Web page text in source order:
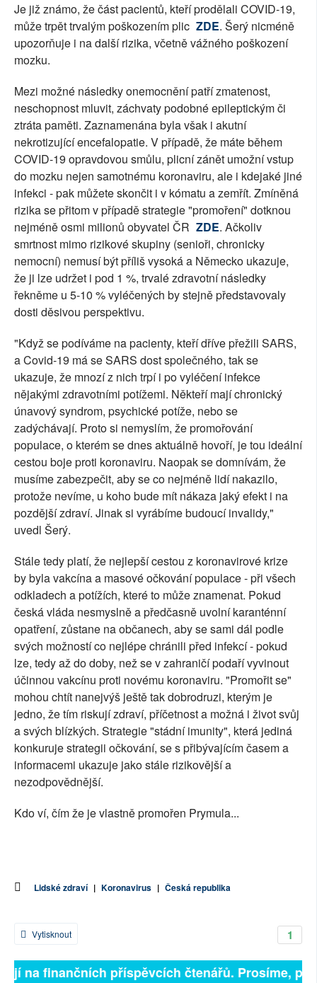
Je již známo, že část pacientů, kteří prodělali COVID-19,
může trpět trvalým poškozením plic ZDE. Šerý nicméně
upozorňuje i na další rizika, včetně vážného poškození
mozku.
Mezi možné následky onemocnění patří zmatenost,
neschopnost mluvit, záchvaty podobné epileptickým či
ztráta paměti. Zaznamenána byla však i akutní
nekrotizující encefalopatie. V případě, že máte během
COVID-19 opravdovou smůlu, plicní zánět umožní vstup
do mozku nejen samotnému koronaviru, ale i kdejaké jiné
infekci - pak můžete skončit i v kómatu a zemřít. Zmíněná
rizika se přitom v případě strategie "promoření" dotknou
nejméně osmi milionů obyvatel ČR ZDE. Ačkoliv
smrtnost mimo rizikové skupiny (senioři, chronicky
nemocní) nemusí být příliš vysoká a Německo ukazuje,
že ji lze udržet i pod 1 %, trvalé zdravotní následky
řekněme u 5-10 % vyléčených by stejně představovaly
dosti děsivou perspektivu.
"Když se podíváme na pacienty, kteří dříve přežili SARS,
a Covid-19 má se SARS dost společného, tak se
ukazuje, že mnozí z nich trpí i po vyléčení infekce
nějakými zdravotními potížemi. Někteří mají chronický
únavový syndrom, psychické potíže, nebo se
zadýchávají. Proto si nemyslím, že promořování
populace, o kterém se dnes aktuálně hovoří, je tou ideální
cestou boje proti koronaviru. Naopak se domnívám, že
musíme zabezpečit, aby se co nejméně lidí nakazilo,
protože nevíme, u koho bude mít nákaza jaký efekt i na
pozdější zdraví. Jinak si vyrábíme budoucí invalidy,"
uvedl Šerý.
Stále tedy platí, že nejlepší cestou z koronavirové krize
by byla vakcína a masové očkování populace - při všech
odkladech a potížích, které to může znamenat. Pokud
česká vláda nesmyslně a předčasně uvolní karanténní
opatření, zůstane na občanech, aby se sami dál podle
svých možností co nejlépe chránili před infekcí - pokud
lze, tedy až do doby, než se v zahraničí podaří vyvinout
účinnou vakcínu proti novému koronaviru. "Promořit se"
mohou chtít nanejvýš ještě tak dobrodruzi, kterým je
jedno, že tím riskují zdraví, příčetnost a možná i život svůj
a svých blízkých. Strategie "stádní imunity", která jediná
konkuruje strategii očkování, se s přibývajícím časem a
informacemi ukazuje jako stále rizikovější a
nezodpovědnější.
Kdo ví, čím že je vlastně promořen Prymula...
Lidské zdraví | Koronavirus | Česká republika
1
Vytisknout
na finančních příspěvcích čtenářů. Prosíme,